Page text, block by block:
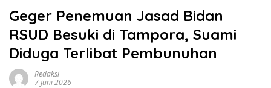
Geger Penemuan Jasad Bidan
RSUD Besuki di Tampora, Suami
Diduga Terlibat Pembunuhan
Redaksi
7 Juni 2026